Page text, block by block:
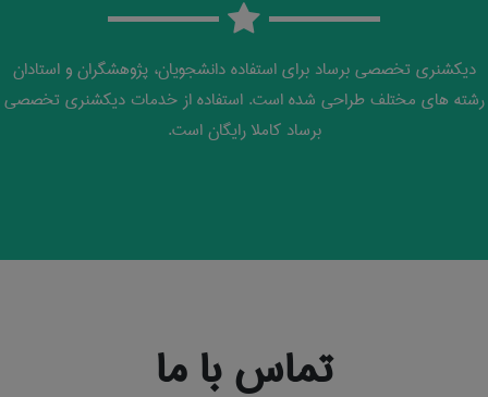
دیکشنری تخصصی برساد برای استفاده دانشجویان، پژوهشگران و استادان
رشته های مختلف طراحی شده است. استفاده از خدمات دیکشنری تخصصی
برساد کاملا رایگان است.
تماس با ما